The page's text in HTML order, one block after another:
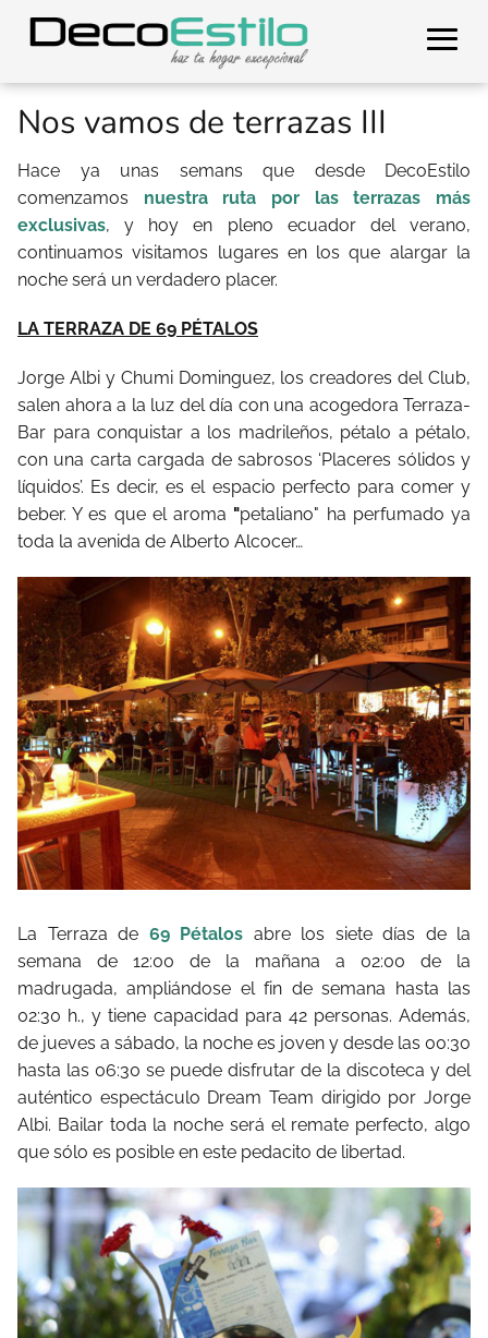
Nos vamos de terrazas III
Hace ya unas semans que desde DecoEstilo
comenzamos nuestra ruta por las terrazas más
exclusivas, y hoy en pleno ecuador del verano,
continuamos visitamos lugares en los que alargar la
noche será un verdadero placer.
LA TERRAZA DE 69 PÉTALOS
Jorge Albi y Chumi Dominguez, los creadores del Club,
salen ahora a la luz del día con una acogedora Terraza-
Bar para conquistar a los madrileños, pétalo a pétalo,
con una carta cargada de sabrosos ‘Placeres sólidos y
líquidos’. Es decir, es el espacio perfecto para comer y
beber. Y es que el aroma "petaliano" ha perfumado ya
toda la avenida de Alberto Alcocer…
La Terraza de 69 Pétalos abre los siete días de la
semana de 12:00 de la mañana a 02:00 de la
madrugada, ampliándose el fin de semana hasta las
02:30 h., y tiene capacidad para 42 personas. Además,
de jueves a sábado, la noche es joven y desde las 00:30
hasta las 06:30 se puede disfrutar de la discoteca y del
auténtico espectáculo Dream Team dirigido por Jorge
Albi. Bailar toda la noche será el remate perfecto, algo
que sólo es posible en este pedacito de libertad.